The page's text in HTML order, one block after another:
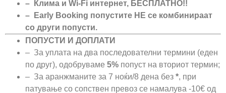
– Клима и Wi-Fi интернет, БЕСПЛАТНО!!
– Еarly Booking попустите НЕ се комбинираат
со други попусти.
ПОПУСТИ И ДОПЛАТИ
– За уплата на два последователни термини (еден
по друг), одобруваме 5% попуст на вториот термин;
– За аранжманите за 7 ноќи/8 дена без *, при
патување со сопствен превоз се намалува -10€ од